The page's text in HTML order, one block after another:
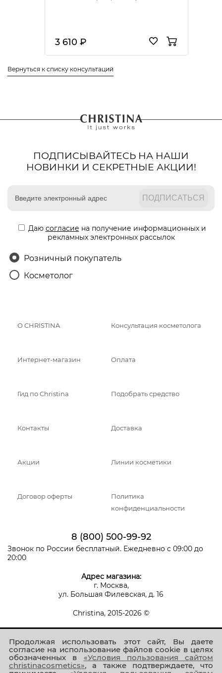
Продолжая использовать этот сайт, Вы даете
согласие на использование файлов cookie в целях
обозначенных в «Условия пользования сайтом
christinacosmetics», а также подтверждаете, что
3 610 ₽
Вернуться к списку консультаций
ПОДПИСЫВАЙТЕСЬ НА НАШИ
НОВИНКИ И СЕКРЕТНЫЕ АКЦИИ!
Даю согласие на получение информационных и
рекламных электронных рассылок
Розничный покупатель
Косметолог
О CHRISTINA Консультация косметолога
Интернет-магазин Оплата
Гид по Christina Подобрать средство
Контакты Доставка
Акции Линии косметики
Договор оферты
Политика
конфиденциальности
8 (800) 500-99-92
Звонок по России бесплатный. Ежедневно с 09:00 до
20:00
Адрес магазина:
г. Москва,
ул. Большая Филевская, д. 16
Christina, 2015-2026 ©